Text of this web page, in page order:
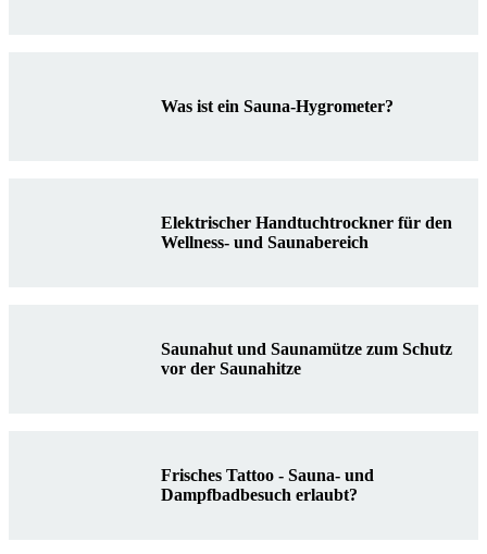
Was ist ein Sauna-Hygrometer?
Elektrischer Handtuchtrockner für den
Wellness- und Saunabereich
Saunahut und Saunamütze zum Schutz
vor der Saunahitze
Frisches Tattoo - Sauna- und
Dampfbadbesuch erlaubt?